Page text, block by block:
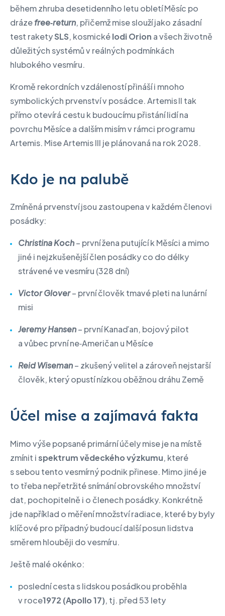
během zhruba desetidenního letu obletí Měsíc po
drázefree‑return, přičemž mise slouží jako zásadní
test raketySLS, kosmickélodi Orion a všech životně
důležitých systémů v reálných podmínkách
hlubokého vesmíru.
Kromě rekordních vzdáleností přináší i mnoho
symbolických prvenství v posádce. Artemis II tak
přímo otevírá cestu k budoucímu přistání lidí na
povrchu Měsíce a dalším misím v rámci programu
Artemis. Mise Artemis III je plánovaná na rok 2028.
Kdo je na palubě
Zmíněná prvenství jsou zastoupena v každém členovi
posádky:
Christina Koch– první žena putující k Měsíci a mimo
jiné i nejzkušenější člen posádky co do délky
strávené ve vesmíru (328 dní)
Victor Glover– první člověk tmavé pleti na lunární
misi
Jeremy Hansen– první Kanaďan, bojový pilot
a vůbec první ne‑Američan u Měsíce
Reid Wiseman– zkušený velitel a zároveň nejstarší
člověk, který opustí nízkou oběžnou dráhu Země
Účel mise a zajímavá fakta
Mimo výše popsané primární účely mise je na místě
zmínit ispektrum vědeckého výzkumu, které
s sebou tento vesmírný podnik přinese. Mimo jiné je
to třeba nepřetržité snímání obrovského množství
dat, pochopitelně i o členech posádky. Konkrétně
jde například o měření množství radiace, které by byly
klíčové pro případný budoucí další posun lidstva
směrem hlouběji do vesmíru.
Ještě malé okénko:
poslední cesta s lidskou posádkou proběhla
v roce1972 (Apollo 17), tj. před 53 lety